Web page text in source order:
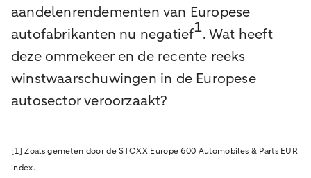
aandelenrendementen van Europese
autofabrikanten nu negatief1. Wat heeft
deze ommekeer en de recente reeks
winstwaarschuwingen in de Europese
autosector veroorzaakt?
[1] Zoals gemeten door de STOXX Europe 600 Automobiles & Parts EUR
index.